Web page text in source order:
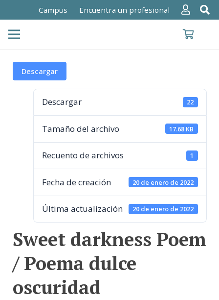
Campus Encuentra un profesional
Descargar
Descargar 22
Tamaño del archivo 17.68 KB
Recuento de archivos 1
Fecha de creación 20 de enero de 2022
Última actualización 20 de enero de 2022
Sweet darkness Poem
/ Poema dulce
oscuridad